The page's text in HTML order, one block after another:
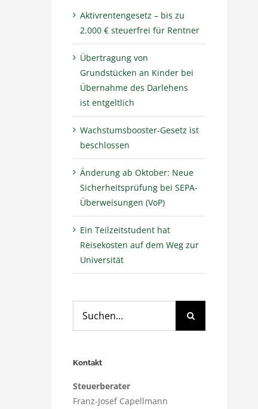
Aktivrentengesetz – bis zu
2.000 € steuerfrei für Rentner
Übertragung von
Grundstücken an Kinder bei
Übernahme des Darlehens
ist entgeltlich
Wachstumsbooster-Gesetz ist
beschlossen
Änderung ab Oktober: Neue
Sicherheitsprüfung bei SEPA-
Überweisungen (VoP)
Ein Teilzeitstudent hat
Reisekosten auf dem Weg zur
Universität
nach:
Kontakt
Steuerberater
Franz-Josef Capellmann